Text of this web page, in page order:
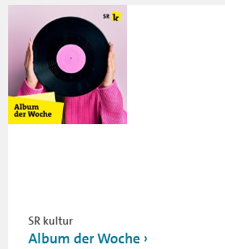
SR kultur
Album der Woche